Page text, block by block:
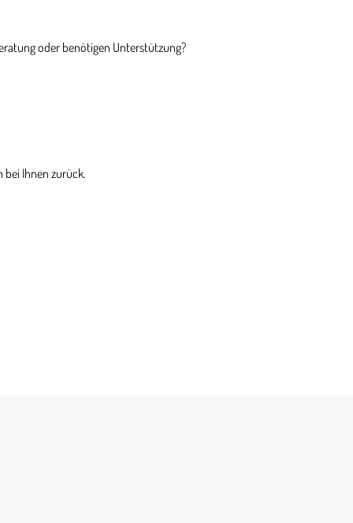
oder benötigen Unterstützung?
Ihnen zurück.